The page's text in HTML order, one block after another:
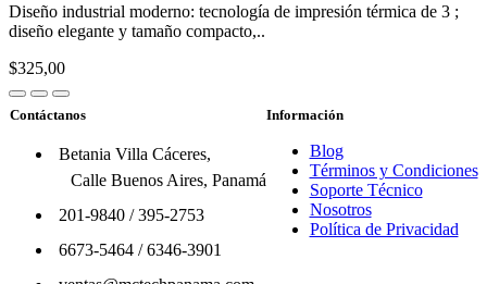
Diseño industrial moderno: tecnología de impresión térmica de 3 ;
diseño elegante y tamaño compacto,..
$325,00
Contáctanos
Betania Villa Cáceres,
Calle Buenos Aires, Panamá
201-9840/395-2753
6673-5464/6346-3901
Información
Blog
Términos y Condiciones
Soporte Técnico
Nosotros
Política de Privacidad